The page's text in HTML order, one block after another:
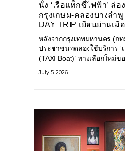
นั่ง ‘เรือแท็กซี่ไฟฟ้า’ ล่อ
กรุงเกษม-คลองบางลำพู
DAY TRIP เยือนย่านเมื
โลว์ไลฟ์แบบรั
หลังจากกรุงเทพมหานคร (กท
ประชาชนทดลองใช้บริการ ‘
(TAXI Boat)’ ทางเลือกใหม่ข
แวดล้อม ผ่านแอปพลิเคชัน
July 5, 2026